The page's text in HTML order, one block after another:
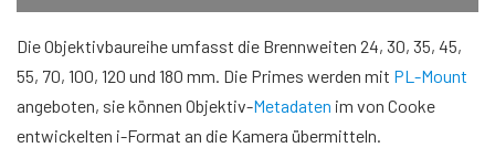
Die Objektivbaureihe umfasst die Brennweiten 24, 30, 35, 45,
55, 70, 100, 120 und 180 mm. Die Primes werden mit PL-Mount
angeboten, sie können Objektiv-Metadaten im von Cooke
entwickelten i-Format an die Kamera übermitteln.